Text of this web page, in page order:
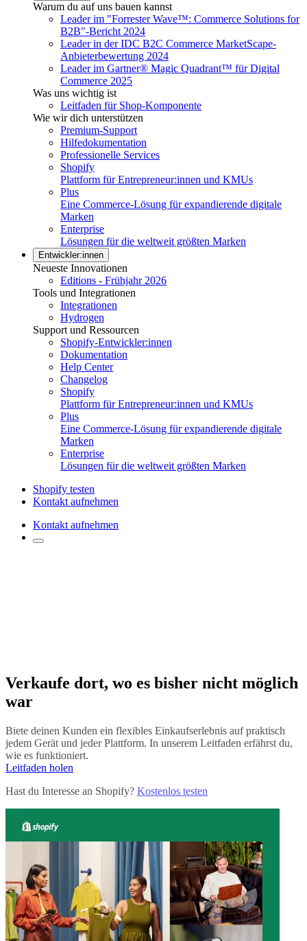
Warum du auf uns bauen kannst
Leader im "Forrester Wave™: Commerce Solutions for
B2B"-Bericht 2024
Leader in der IDC B2C Commerce MarketScape-
Anbieterbewertung 2024
Leader im Gartner® Magic Quadrant™ für Digital
Commerce 2025
Was uns wichtig ist
Leitfaden für Shop-Komponente
Wie wir dich unterstützen
Premium-Support
Hilfedokumentation
Professionelle Services
Shopify
Plattform für Entrepreneur:innen und KMUs
Plus
Eine Commerce-Lösung für expandierende digitale
Marken
Enterprise
Lösungen für die weltweit größten Marken
Entwickler:innen
Neueste Innovationen
Editions - Frühjahr 2026
Tools und Integrationen
Integrationen
Hydrogen
Support und Ressourcen
Shopify-Entwickler:innen
Dokumentation
Help Center
Changelog
Shopify
Plattform für Entrepreneur:innen und KMUs
Plus
Eine Commerce-Lösung für expandierende digitale
Marken
Enterprise
Lösungen für die weltweit größten Marken
Shopify testen
Kontakt aufnehmen
Kontakt aufnehmen
Verkaufe dort, wo es bisher nicht möglich
war
Biete deinen Kunden ein flexibles Einkaufserlebnis auf praktisch
jedem Gerät und jeder Plattform. In unserem Leitfaden erfährst du,
wie es funktioniert.
Leitfaden holen
Hast du Interesse an Shopify? Kostenlos testen